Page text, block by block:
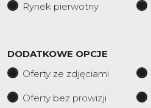
Rynek pierwotny
DODATKOWE OPCJE
Oferty ze zdjęciami
Oferty bez prowizji